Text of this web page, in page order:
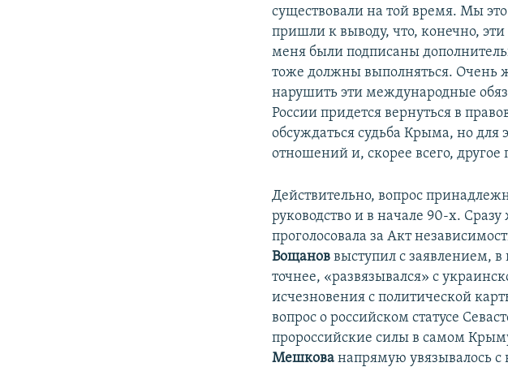
существовали на той время. Мы
пришли к выводу, что, конечно,
меня были подписаны
тоже должны выполняться. Очень
нарушить эти международные
России придется вернуться в
обсуждаться судьба Крыма, но
отношений и, скорее всего, другое
Действительно, вопрос
руководство и в начале 90-х.
проголосовала за Акт
Вощанов выступил с заявлением,
точнее, «развязывался» с
исчезновения с политической
вопрос о российском статусе
пророссийские силы в самом
Мешкова напрямую увязывалось